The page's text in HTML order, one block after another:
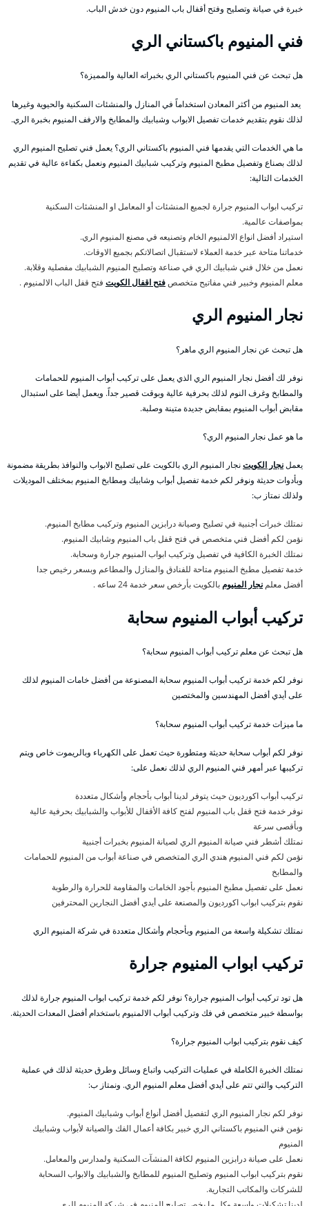
خبرة في صيانة وتصليح وفتح أقفال باب المنيوم دون خدش الباب.
فني المنيوم باكستاني الري
هل تبحث عن فني المنيوم باكستاني الري بخبراته العالية والمميزة؟
يعد المنيوم من أكثر المعادن استخداماً في المنازل والمنشئات السكنية والحيوية وغيرها
لذلك نقوم بتقديم خدمات تفصيل الابواب وشبابيك والمطابخ والارفف المنيوم بخبرة الري.
ما هي الخدمات التي يقدمها فني المنيوم باكستاني الري؟ يعمل فني تصليح المنيوم الري
لذلك بصناع وتفصيل مطبخ المنيوم وتركيب شبابيك المنيوم ونعمل بكفاءة عالية في تقديم
الخدمات التالية:
تركيب ابواب المنيوم جرارة لجميع المنشئات أو المعامل او المنشئات السكنية
بمواصفات عالمية.
استيراد أفضل انواع الالمنيوم الخام وتصنيعه في مصنع المنيوم الري.
خدماتنا متاحة عبر خدمة العملاء لاستقبال اتصالاتكم بجميع الاوقات.
نعمل من خلال فني شبابيك الري في صناعة وتصليح المنيوم الشبابيك مفصلية وقلابة.
معلم المنيوم وخبير فني مفاتيح متخصصفتح اقفال الكويت فتح قفل الباب الالمنيوم .
نجار المنيوم الري
هل تبحث عن نجار المنيوم الري ماهر؟
نوفر لك أفضل نجار المنيوم الري الذي يعمل على تركيب أبواب المنيوم للحمامات
والمطابخ وغرف النوم لذلك بحرفية عالية وبوقت قصير جداً. ويعمل أيضا على استبدال
مقابض أبواب المنيوم بمقابض جديدة متينة وصلبة.
ما هو عمل نجار المنيوم الري؟
يعملنجار الكويتنجار المنيوم الري بالكويت على تصليح الابواب والنوافذ بطريقة مضمونة
وبأدوات حديثة ونوفر لكم خدمة تفصيل أبواب وشابيك ومطابخ المنيوم بمختلف الموديلات
ولذلك نمتاز ب:
نمتلك خبرات أجنبية في تصليح وصيانة درابزين المنيوم وتركيب مطابخ المنيوم.
نؤمن لكم أفضل فني متخصص في فتح قفل باب المنيوم وشابيك المنيوم.
نمتلك الخبرة الكافية في تفصيل وتركيب ابواب المنيوم جرارة وسحابة.
خدمة تفصيل مطبخ المنيوم متاحة للفنادق والمنازل والمطاعم وبسعر رخيص جدا
أفضل معلمنجار المنيومبالكويت بأرخص سعر خدمة 24 ساعه .
تركيب أبواب المنيوم سحابة
هل تبحث عن معلم تركيب أبواب المنيوم سحابة؟
نوفر لكم خدمة تركيب أبواب المنيوم سحابة المصنوعة من أفضل خامات المنيوم لذلك
على أيدي أفضل المهندسين والمختصين
ما ميزات خدمة تركيب أبواب المنيوم سحابة؟
نوفر لكم أبواب سحابة حديثة ومتطورة حيث تعمل على الكهرباء وبالريموت خاص ويتم
تركيبها عبر أمهر فني المنيوم الري لذلك نعمل على:
تركيب أبواب اكورديون حيث يتوفر لدينا أبواب بأحجام وأشكال متعددة
نوفر خدمة فتح قفل باب المنيوم لفتح كافة الأقفال للأبواب والشبابيك بحرفية عالية
وبأقصى سرعة
نمتلك أشطر فني صيانة المنيوم الري لصيانة المنيوم بخبرات أجنبية
نؤمن لكم فني المنيوم هندي الري المتخصص في صناعة أبواب من المنيوم للحمامات
والمطابخ
نعمل على تفصيل مطبخ المنيوم بأجود الخامات والمقاومة للحرارة والرطوبة
نقوم بتركيب ابواب اكورديون والمصنعة على أيدي أفضل النجارين المحترفين
نمتلك تشكيلة واسعة من المنيوم وبأحجام وأشكال متعددة في شركة المنيوم الري
تركيب ابواب المنيوم جرارة
هل تود تركيب أبواب المنيوم جرارة؟ نوفر لكم خدمة تركيب ابواب المنيوم جرارة لذلك
بواسطة خبير متخصص في فك وتركيب أبواب الالمنيوم باستخدام أفضل المعدات الحديثة.
كيف نقوم بتركيب ابواب المنيوم جرارة؟
نمتلك الخبرة الكاملة في عمليات التركيب واتباع وسائل وطرق حديثة لذلك في عملية
التركيب والتي تتم على أيدي أفضل معلم المنيوم الري. ونمتاز ب:
نوفر لكم نجار المنيوم الري لتفصيل أفضل أنواع أبواب وشبابيك المنيوم.
نؤمن فني المنيوم باكستاني الري خبير بكافة أعمال الفك والصيانة لأبواب وشبابيك
المنيوم
نعمل على صيانة درابزين المنيوم لكافة المنشآت السكنية ولمدارس والمعامل.
نقوم بتركيب ابواب المنيوم وتصليح المنيوم للمطابخ والشبابيك والابواب السحابة
للشركات والمكاتب التجارية.